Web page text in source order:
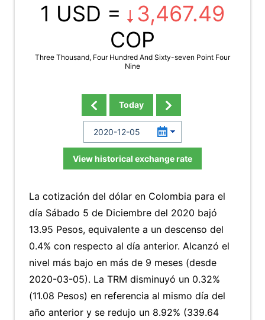
1 USD =
3,467.49
COP
Three Thousand, Four Hundred And Sixty-seven Point Four
Nine
Today
View historical exchange rate
La cotización del dólar en Colombia para el
día Sábado 5 de Diciembre del 2020 bajó
13.95 Pesos, equivalente a un descenso del
0.4% con respecto al día anterior. Alcanzó el
nivel más bajo en más de 9 meses (desde
2020-03-05). La TRM disminuyó un 0.32%
(11.08 Pesos) en referencia al mismo día del
año anterior y se redujo un 8.92% (339.64